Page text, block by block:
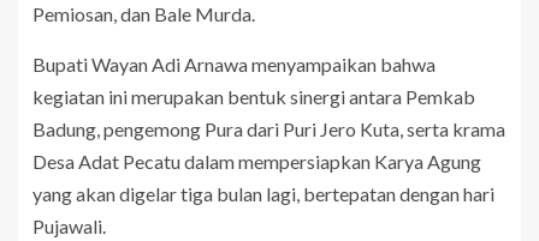
Pemiosan, dan Bale Murda.
Bupati Wayan Adi Arnawa menyampaikan bahwa
kegiatan ini merupakan bentuk sinergi antara Pemkab
Badung, pengemong Pura dari Puri Jero Kuta, serta krama
Desa Adat Pecatu dalam mempersiapkan Karya Agung
yang akan digelar tiga bulan lagi, bertepatan dengan hari
Pujawali.